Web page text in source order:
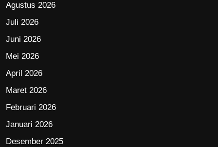
Agustus 2026
Juli 2026
Juni 2026
Mei 2026
April 2026
Maret 2026
Februari 2026
Januari 2026
Desember 2025